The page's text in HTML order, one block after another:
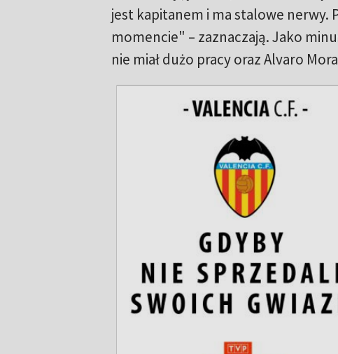
jest kapitanem i ma stalowe nerwy.
momencie" – zaznaczają. Jako
nie miał dużo pracy oraz Alvaro